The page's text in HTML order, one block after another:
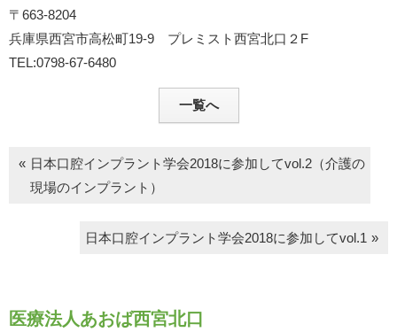
〒663-8204
兵庫県西宮市高松町19-9 プレミスト西宮北口２F
TEL:0798-67-6480
一覧へ
日本口腔インプラント学会2018に参加してvol.2（介護の
現場のインプラント）
日本口腔インプラント学会2018に参加してvol.1
医療法人あおば西宮北口